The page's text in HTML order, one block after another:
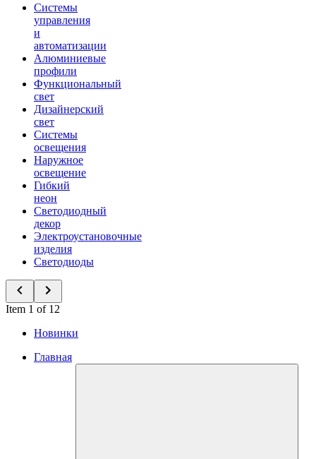
Системы
управления
и
автоматизации
Алюминиевые
профили
Функциональный
свет
Дизайнерский
свет
Системы
освещения
Наружное
освещение
Гибкий
неон
Светодиодный
декор
Электроустановочные
изделия
Светодиоды
Item 1 of 12
Новинки
Главная